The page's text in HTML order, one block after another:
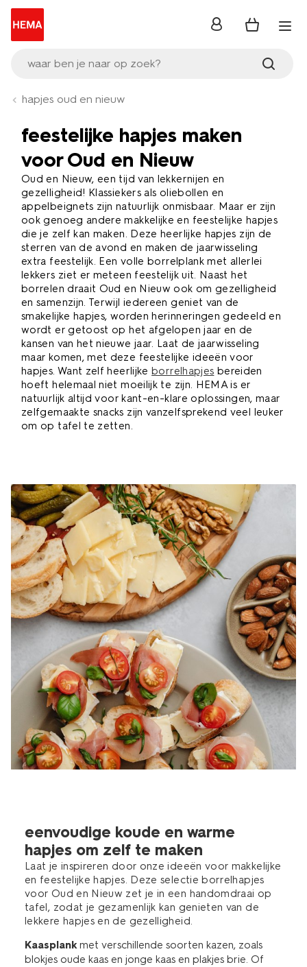
waar ben je naar op zoek?
inloggen
hapjes oud en nieuw
feestelijke hapjes maken
voor Oud en Nieuw
Oud en Nieuw, een tijd van lekkernijen en
gezelligheid! Klassiekers als oliebollen en
appelbeignets zijn natuurlijk onmisbaar. Maar er zijn
ook genoeg andere makkelijke en feestelijke hapjes
die je zelf kan maken. Deze heerlijke hapjes zijn de
sterren van de avond en maken de jaarwisseling
extra feestelijk. Een volle borrelplank met allerlei
lekkers ziet er meteen feestelijk uit. Naast het
borrelen draait Oud en Nieuw ook om gezelligheid
en samenzijn. Terwijl iedereen geniet van de
smakelijke hapjes, worden herinneringen gedeeld en
wordt er getoost op het afgelopen jaar en de
kansen van het nieuwe jaar. Laat de jaarwisseling
maar komen, met deze feestelijke ideeën voor
hapjes. Want zelf heerlijkeborrelhapjes bereiden
hoeft helemaal niet moeilijk te zijn. HEMA is er
natuurlijk altijd voor kant-en-klare oplossingen, maar
zelfgemaakte snacks zijn vanzelfsprekend veel leuker
om op tafel te zetten.
eenvoudige koude en warme
hapjes om zelf te maken
Laat je inspireren door onze ideeën voor makkelijke
en feestelijke hapjes. Deze selectie borrelhapjes
voor Oud en Nieuw zet je in een handomdraai op
tafel, zodat je gezamenlijk kan genieten van de
lekkere hapjes en de gezelligheid.
Kaasplankmet verschillende soorten kazen, zoals
blokjes oude kaas en jonge kaas en plakjes brie. Of